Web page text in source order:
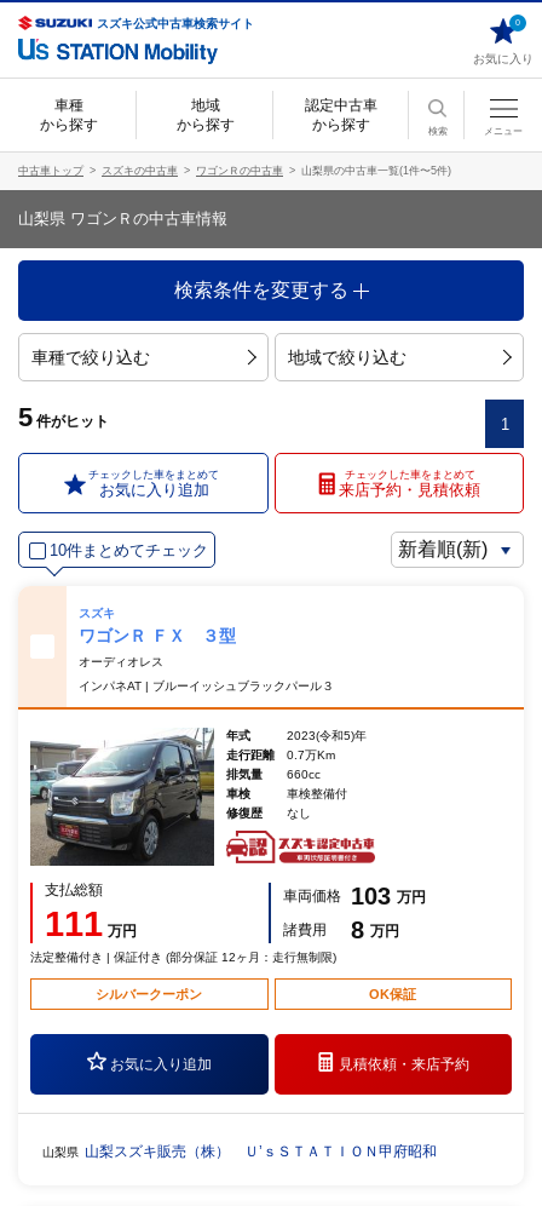
スズキ公式中古車検索サイト
お気に入り
0
車種
から探す
地域
から探す
認定中古車
から探す
検索 メニュー
中古車トップ スズキの中古車 ワゴンＲの中古車 山梨県の中古車一覧(1件〜5件)
山梨県 ワゴンＲの中古車情報
検索条件を変更する
車種で絞り込む 地域で絞り込む
5 件がヒット 1
チェックした車をまとめて
お気に入り追加
チェックした車をまとめて
来店予約・見積依頼
10件まとめてチェック
スズキ
ワゴンＲ ＦＸ ３型
オーディオレス
インパネAT | ブルーイッシュブラックパール３
年式
2023(令和5)年
走行距離
0.7万Km
排気量
660cc
車検
車検整備付
修復歴
なし
支払総額
111 万円
車両価格 103 万円
諸費用
8 万円
法定整備付き | 保証付き (部分保証 12ヶ月：走行無制限)
シルバークーポン OK保証
お気に入り追加 見積依頼・来店予約
山梨県 山梨スズキ販売（株） Ｕ’ｓＳＴＡＴＩＯＮ甲府昭和